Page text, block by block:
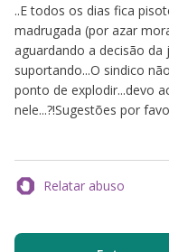
..E todos os dias fica
madrugada (por azar
aguardando a decisão da
suportando...O sindico
ponto de explodir...devo
nele...?!Sugestões por
Relatar abuso